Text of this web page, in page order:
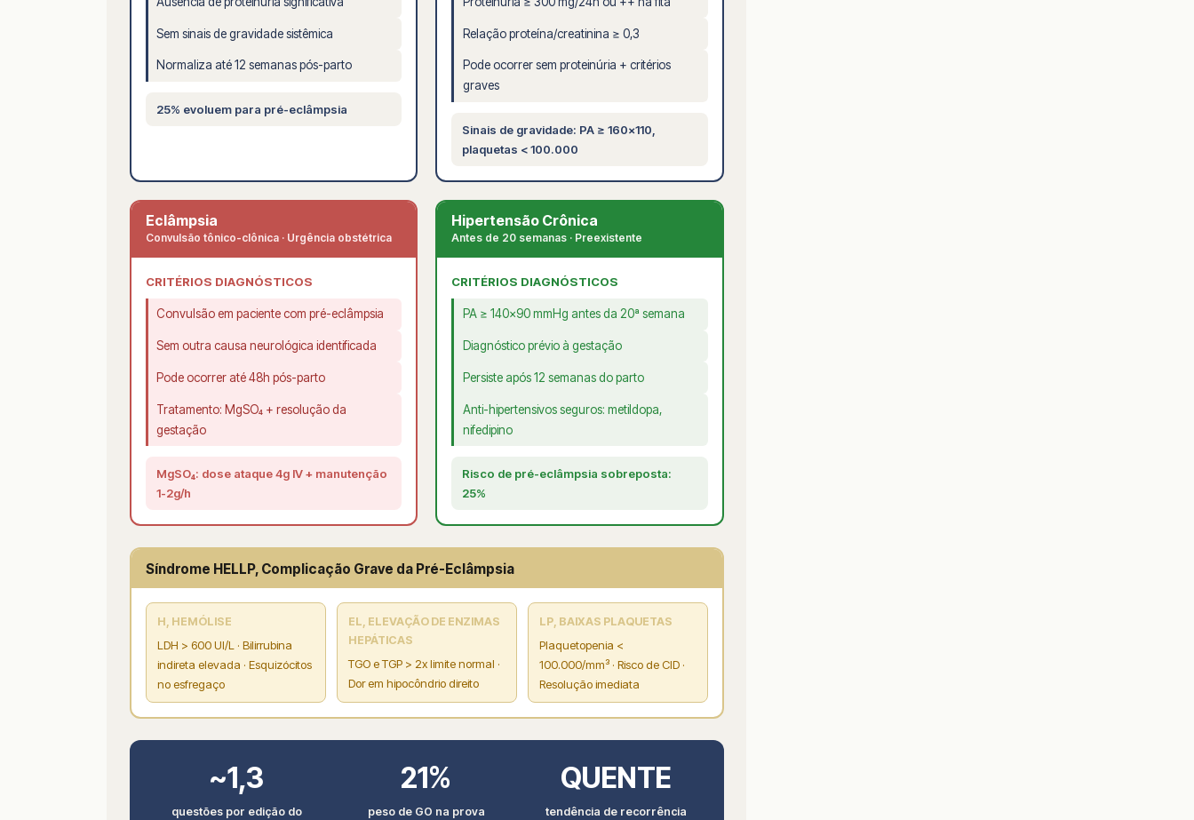
Sem sinais de gravidade sistêmica
Normaliza até 12 semanas pós-parto
25% evoluem para pré-eclâmpsia
Relação proteína/creatinina ≥ 0,3
Pode ocorrer sem proteinúria + critérios
graves
Sinais de gravidade: PA ≥ 160×110,
plaquetas < 100.000
Eclâmpsia
Convulsão tônico-clônica · Urgência obstétrica
CRITÉRIOS DIAGNÓSTICOS
Convulsão em paciente com pré-eclâmpsia
Sem outra causa neurológica identificada
Pode ocorrer até 48h pós-parto
Tratamento: MgSO₄ + resolução da
gestação
MgSO₄: dose ataque 4g IV + manutenção
1-2g/h
Hipertensão Crônica
Antes de 20 semanas · Preexistente
CRITÉRIOS DIAGNÓSTICOS
PA ≥ 140×90 mmHg antes da 20ª semana
Diagnóstico prévio à gestação
Persiste após 12 semanas do parto
Anti-hipertensivos seguros: metildopa,
nifedipino
Risco de pré-eclâmpsia sobreposta:
25%
Síndrome HELLP, Complicação Grave da Pré-Eclâmpsia
H, HEMÓLISE
LDH > 600 UI/L · Bilirrubina
indireta elevada · Esquizócitos
no esfregaço
EL, ELEVAÇÃO DE ENZIMAS
HEPÁTICAS
TGO e TGP > 2x limite normal ·
Dor em hipocôndrio direito
LP, BAIXAS PLAQUETAS
Plaquetopenia <
100.000/mm³ · Risco de CID ·
Resolução imediata
~1,3
questões por edição do
21%
peso de GO na prova
QUENTE
tendência de recorrência